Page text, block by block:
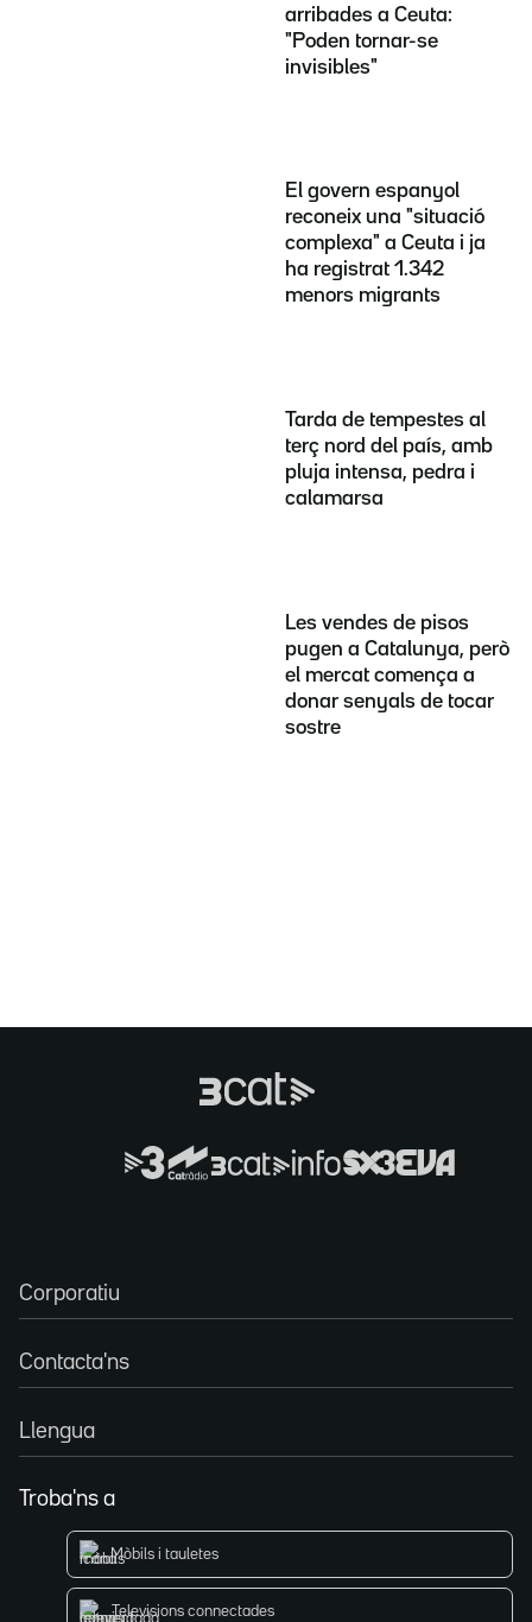
arribades a Ceuta:
"Poden tornar-se
invisibles"
El govern espanyol
reconeix una "situació
complexa" a Ceuta i ja
ha registrat 1.342
menors migrants
Tarda de tempestes al
terç nord del país, amb
pluja intensa, pedra i
calamarsa
Les vendes de pisos
pugen a Catalunya, però
el mercat comença a
donar senyals de tocar
sostre
Corporatiu
Contacta'ns
Llengua
Troba'ns a
Mòbils i tauletes
Televisions connectades